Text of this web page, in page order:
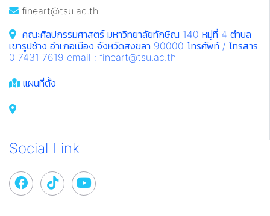
fineart@tsu.ac.th
คณะศิลปกรรมศาสตร์ มหาวิทยาลัยทักษิณ 140 หมู่ที่ 4 ตำบล
เขารูปช้าง อำเภอเมือง จังหวัดสงขลา 90000 โทรศัพท์ / โทรสาร
0 7431 7619 email : fineart@tsu.ac.th
แผนที่ตั้ง
Social Link